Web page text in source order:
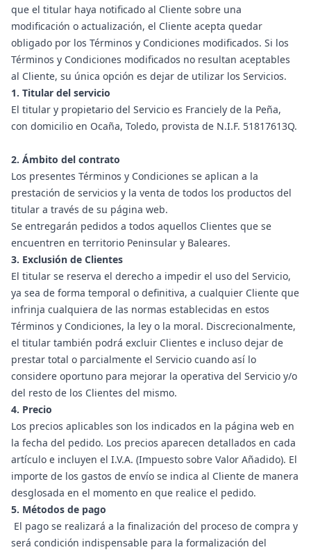
que el titular haya notificado al Cliente sobre una
modificación o actualización, el Cliente acepta quedar
obligado por los Términos y Condiciones modificados. Si los
Términos y Condiciones modificados no resultan aceptables
al Cliente, su única opción es dejar de utilizar los Servicios.
1. Titular del servicio
El titular y propietario del Servicio es Franciely de la Peña,
con domicilio en Ocaña, Toledo, provista de N.I.F. 51817613Q.
2. Ámbito del contrato
Los presentes Términos y Condiciones se aplican a la
prestación de servicios y la venta de todos los productos del
titular a través de su página web.
Se entregarán pedidos a todos aquellos Clientes que se
encuentren en territorio Peninsular y Baleares.
3. Exclusión de Clientes
El titular se reserva el derecho a impedir el uso del Servicio,
ya sea de forma temporal o definitiva, a cualquier Cliente que
infrinja cualquiera de las normas establecidas en estos
Términos y Condiciones, la ley o la moral. Discrecionalmente,
el titular también podrá excluir Clientes e incluso dejar de
prestar total o parcialmente el Servicio cuando así lo
considere oportuno para mejorar la operativa del Servicio y/o
del resto de los Clientes del mismo.
4. Precio
Los precios aplicables son los indicados en la página web en
la fecha del pedido. Los precios aparecen detallados en cada
artículo e incluyen el I.V.A. (Impuesto sobre Valor Añadido). El
importe de los gastos de envío se indica al Cliente de manera
desglosada en el momento en que realice el pedido.
5. Métodos de pago
El pago se realizará a la finalización del proceso de compra y
será condición indispensable para la formalización del